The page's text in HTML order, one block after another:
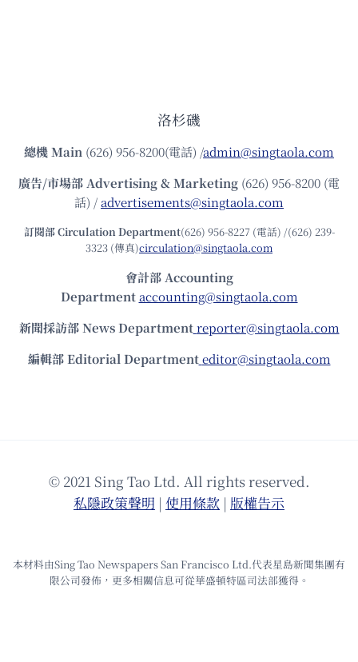
洛杉磯
總機Main (626) 956-8200(電話) /admin@singtaola.com
廣告/市場部Advertising & Marketing (626) 956-8200 (電
話) /advertisements@singtaola.com
訂閱部 Circulation Department(626) 956-8227 (電話) /(626) 239-
3323 (傳真)circulation@singtaola.com
會計部 Accounting
Department accounting@singtaola.com
新聞採訪部 News Department reporter@singtaola.com
編輯部 Editorial Department editor@singtaola.com
© 2021 Sing Tao Ltd. All rights reserved.
私隱政策聲明 | 使⽤條款 | 版權告⽰
本材料由Sing Tao Newspapers San Francisco Ltd.代表星島新聞集團有
限公司發佈，更多相關信息可從華盛頓特區司法部獲得。